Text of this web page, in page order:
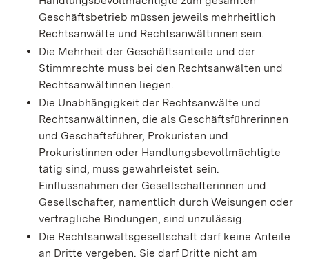
Geschäftsbetrieb müssen jeweils mehrheitlich
Rechtsanwälte und Rechtsanwältinnen sein.
Die Mehrheit der Geschäftsanteile und der
Stimmrechte muss bei den Rechtsanwälten und
Rechtsanwältinnen liegen.
Die Unabhängigkeit der Rechtsanwälte und
Rechtsanwältinnen, die als Geschäftsführerinnen
und Geschäftsführer, Prokuristen und
Prokuristinnen oder Handlungsbevollmächtigte
tätig sind, muss gewährleistet sein.
Einflussnahmen der Gesellschafterinnen und
Gesellschafter, namentlich durch Weisungen oder
vertragliche Bindungen, sind unzulässig.
Die Rechtsanwaltsgesellschaft darf keine Anteile
an Dritte vergeben. Sie darf Dritte nicht am